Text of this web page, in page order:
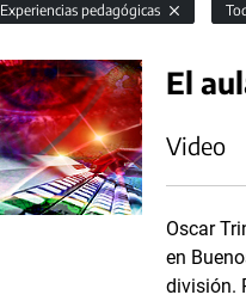
Experiencias pedagógicas
El
Video
Oscar
en
división.